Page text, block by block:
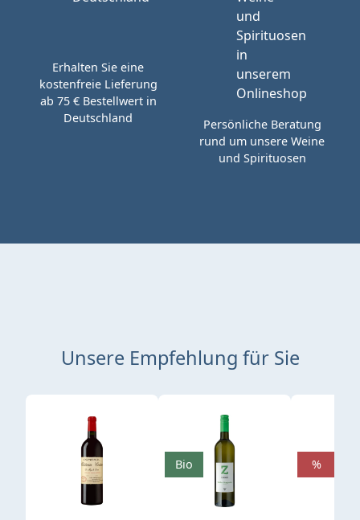
Erhalten Sie eine
kostenfreie Lieferung
ab 75 € Bestellwert in
Deutschland
Persönliche Beratung
rund um unsere Weine
und Spirituosen
Unsere Empfehlung für Sie
Produktgalerie überspringen
Bio %